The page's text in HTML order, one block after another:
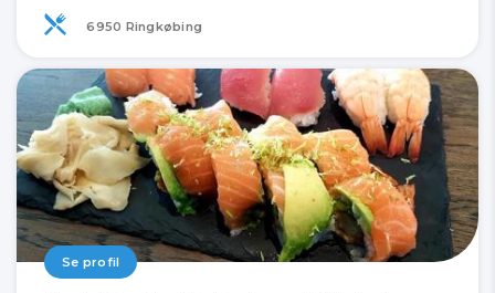
6950 Ringkøbing
Se profil